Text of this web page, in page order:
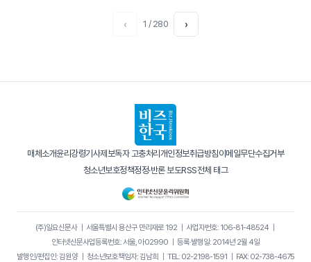
‹ 1 / 280 ›
매체소개윤리강령기사제보독자 고충처리 개인정보취급방침이메일무단수집거부
청소년보호정책정정·반론 보도RSS전체 태그
(주)일요신문사｜ 서울특별시 용산구 만리재로 192｜ 사업자번호: 106-81-48524｜
인터넷신문사업등록번호: 서울, 아02990 ｜ 등록·발행일: 2014년 2월 4일
발행인/편집인: 김원양｜ 청소년보호책임자: 김남희 ｜ TEL: 02-2198-1591 ｜ FAX: 02-738-4675